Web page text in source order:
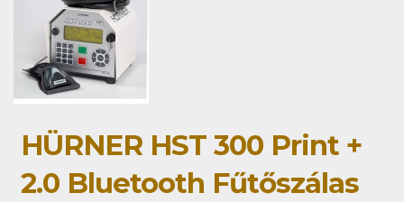
HÜRNER HST 300 Print +
2.0 Bluetooth Fűtőszálas